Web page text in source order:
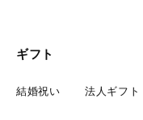
ギフト
結婚祝い 法人ギフト